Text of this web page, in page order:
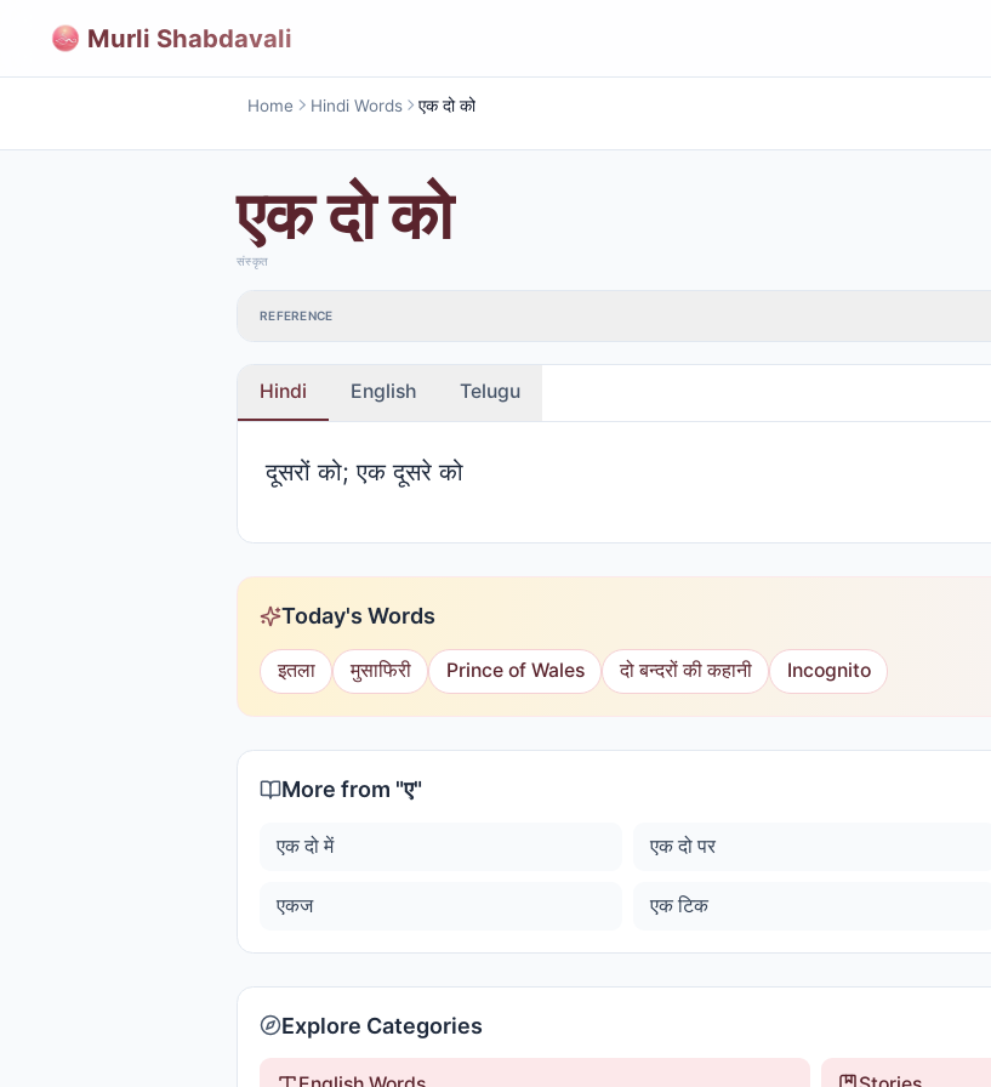
Murli Shabdavali
Home Hindi Words एक दो को
एक दो को
संस्कृत
REFERENCE
Hindi English Telugu
दूसरों को; एक दूसरे को
Today's Words
इतला मुसाफिरी Prince of Wales दो बन्दरों की कहानी Incognito
More from "ए"
एक दो में एक दो पर
एकज एक टिक
Explore Categories